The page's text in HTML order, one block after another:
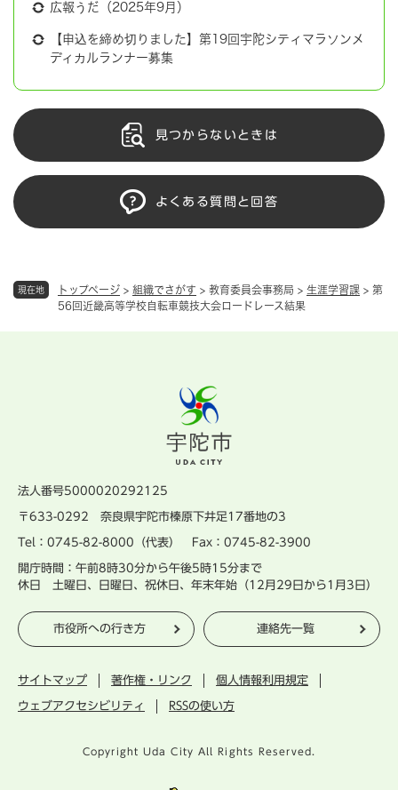
現在地 トップページ > 組織でさがす > 教育委員会事務局 > 生涯学習課 > 第
56回近畿高等学校自転車競技大会ロードレース結果
広報うだ（2025年9月）
【申込を締め切りました】第19回宇陀シティマラソンメ
ディカルランナー募集
見つからないときは
よくある質問と回答
法人番号5000020292125
〒633-0292 奈良県宇陀市榛原下井足17番地の3
Tel：0745-82-8000（代表） Fax：0745-82-3900
開庁時間：午前8時30分から午後5時15分まで
休日 土曜日、日曜日、祝休日、年末年始（12月29日から1月3日）
市役所への行き方 連絡先一覧
サイトマップ 著作権・リンク 個人情報利用規定
ウェブアクセシビリティ RSSの使い方
Copyright Uda City All Rights Reserved.